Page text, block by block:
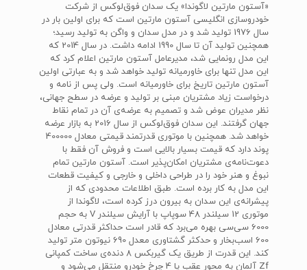
«آستون مارتین لاگوندا» یک سدان فوق‌لوکس از شرکت
خودروسازی انگلیسی آستون مارتین است که برای اولین بار در
سال 1976 تولید شد و در مدل سدان و واگن به تولید رسید؛
همچنین تولید آن تا سال 1990 ادامه داشت. در سال 2014 که
این مدل رونمایی شد، مدیرعامل آستون مارتین اعلام کرد که
این مدل تنها برای خاورمیانه تولید خواهد شد و به عبارتی اولین
آستون مارتین تاریخ برای خاورمیانه است. ولی پس از نامه و
درخواست زیاد مشتریان مبنی بر تولید و عرضه در سطح جهانی،
نظر مدیران عوض شد و تصمیم به عرضه‌ی آن در تمام نقاط
جهان گرفتند. این سدان فوق‌لوکس از سال 2016 به بازار عرضه
خواهد شد. همچنین با موتوری قدرتمند قیمتی معادل 400000
پوند دارد که قیمت بسیار بالایی است و فروش آن فقط با
دعوت‌نامه‌ی مشتریان امکان‌پذیر است. آستون مارتین تمام
نبوغ و هنر خود را در طراحی داخلی و خارجی و کیفیت قطعات
این مدل به کار برده است. طبق اطلاعات محدودی که از
پیشرانه‌ی این سدان به بیرون درز کرده است، لاگوندا از
موتوری 12 سیلندر 48 سوپاپ با آرایش سیلندر V به حجم
6000 سی‌سی بهره می‌برد که قادر است حداکثر قدرتی معادل
600 اسب‌بخار و حدکثر گشتاوری معدل 690 نیوتون متر تولید
کند. این قدرت از طریق یک گیربکس 8 دنده‌ی ساخت کمپانی
Zf آلمان به محور عقب یا 4 چرخ خودرو منتقل می‌شود و